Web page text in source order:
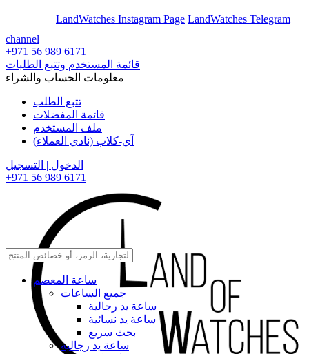
LandWatches Instagram Page LandWatches Telegram
channel
+971 56 989 6171
قائمة المستخدم وتتبع الطلبات
معلومات الحساب والشراء
تتبع الطلب
قائمة المفضلات
ملف المستخدم
آي-كلاب (نادي العملاء)
الدخول | التسجيل
+971 56 989 6171
ساعة المعصم
جميع الساعات
ساعة يد رجالية
ساعة يد نسائية
بحث سريع
ساعة يد رجالية